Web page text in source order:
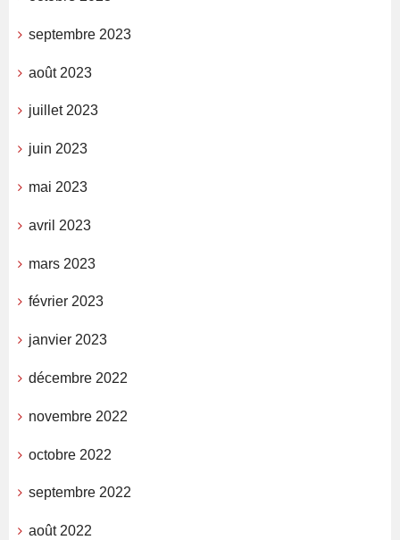
septembre 2023
août 2023
juillet 2023
juin 2023
mai 2023
avril 2023
mars 2023
février 2023
janvier 2023
décembre 2022
novembre 2022
octobre 2022
septembre 2022
août 2022